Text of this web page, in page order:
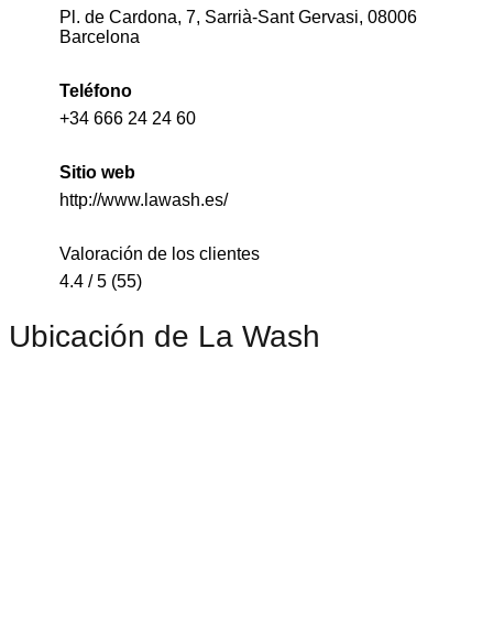
Pl. de Cardona, 7, Sarrià-Sant Gervasi, 08006
Barcelona
Teléfono
+34 666 24 24 60
Sitio web
http://www.lawash.es/
Valoración de los clientes
4.4 / 5 (55)
Ubicación de La Wash